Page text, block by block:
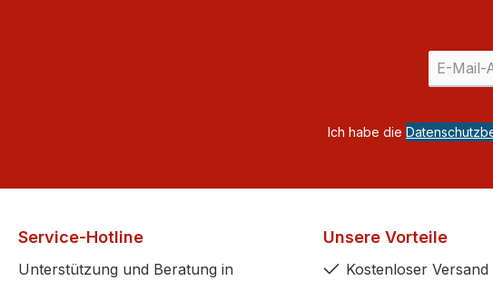
Ich habe die
Service-Hotline
Unterstützung und Beratung in
Unsere Vorteile
Kostenloser Versand